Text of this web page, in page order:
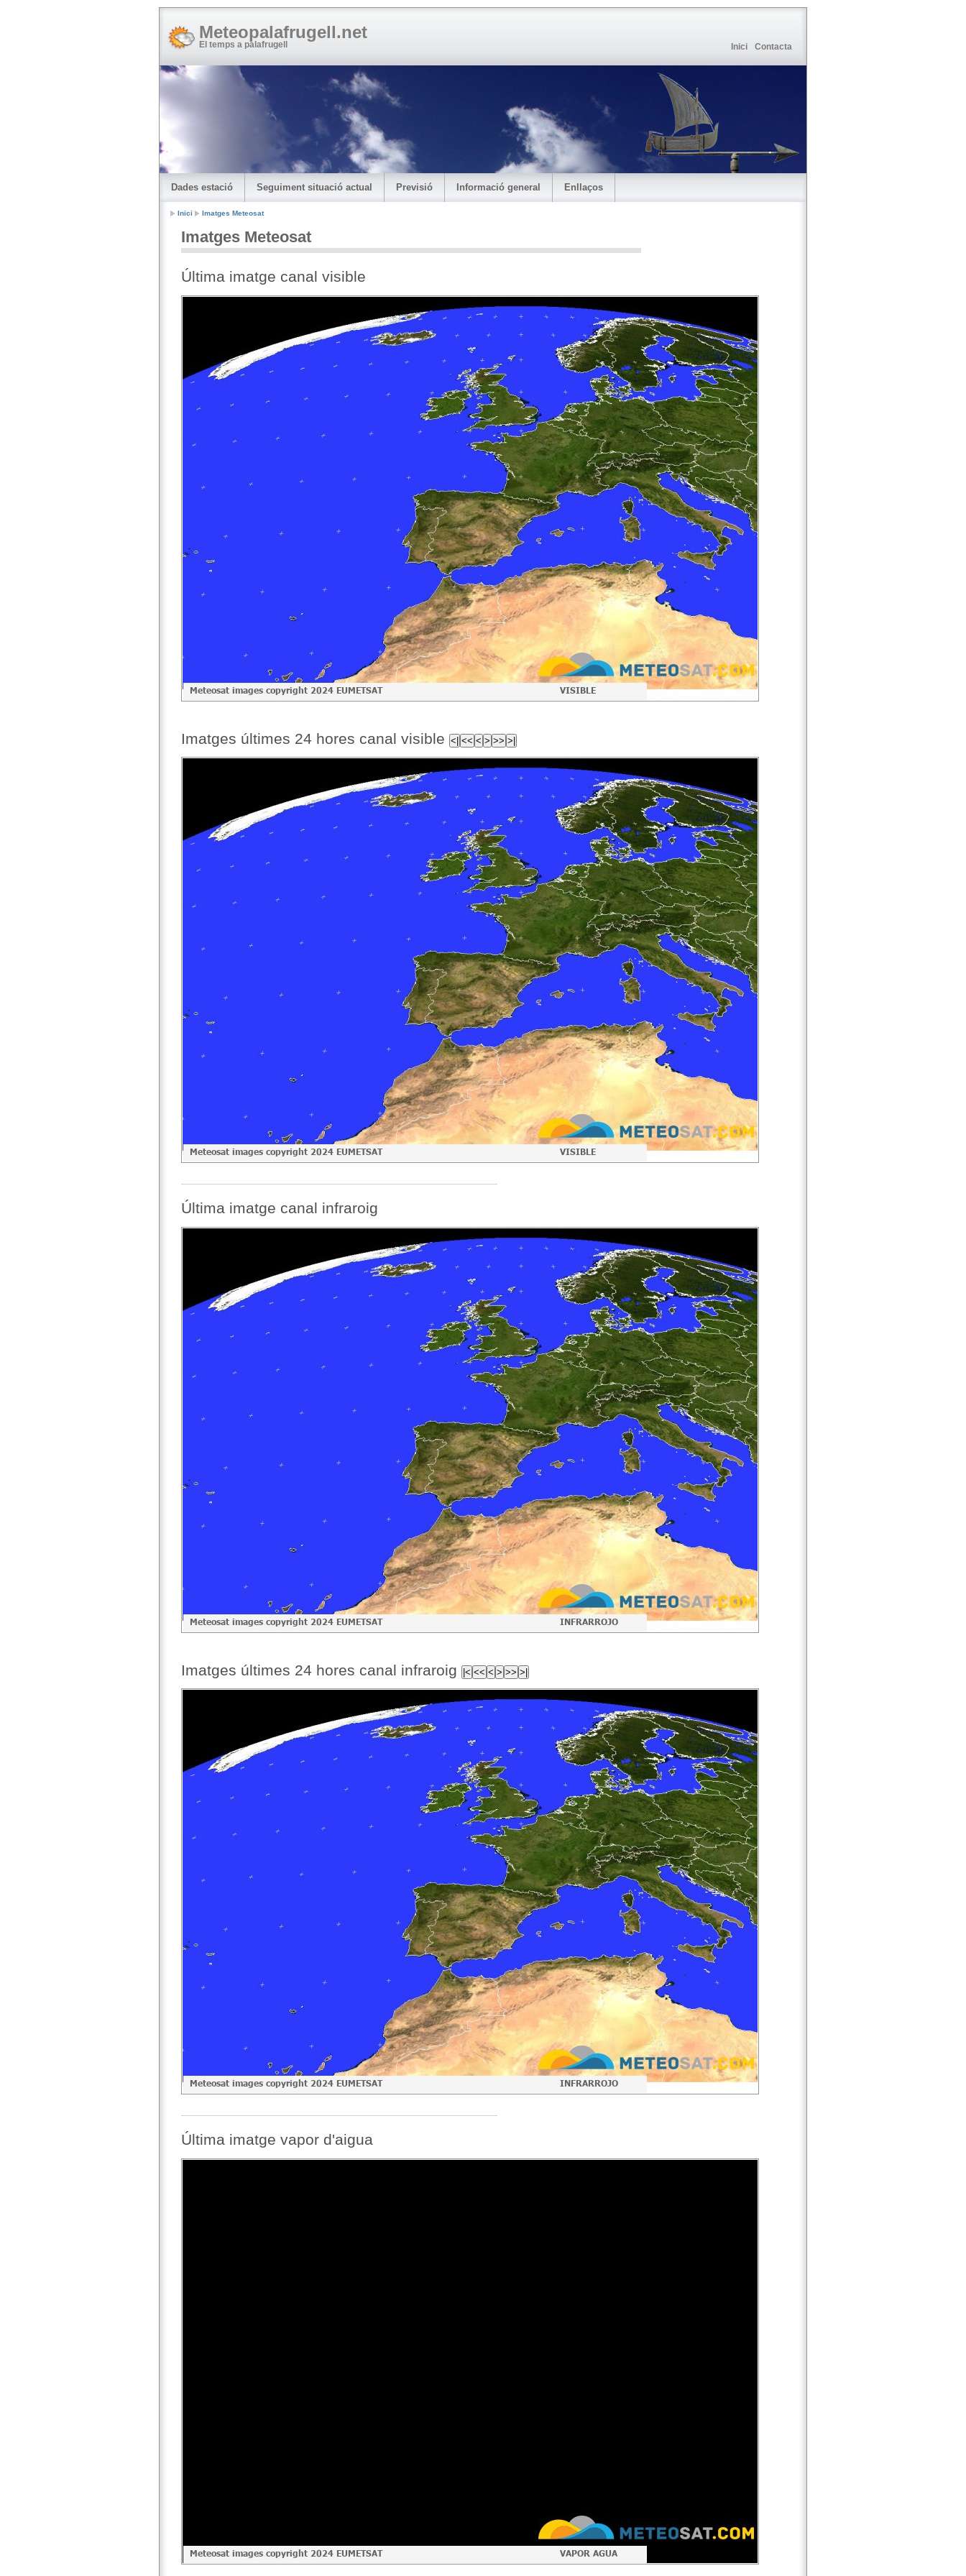
Meteopalafrugell.net
El temps a palafrugell Inici Contacta
Dades estació Seguiment situació actual Previsió Informació general Enllaços
Inici Imatges Meteosat
Imatges Meteosat
Última imatge canal visible
Imatges últimes 24 hores canal visible
Última imatge canal infraroig
Imatges últimes 24 hores canal infraroig
Última imatge vapor d'aigua